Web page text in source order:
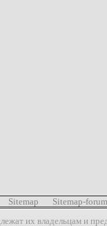
Sitemap
Sitemap-forum
их владельцам и